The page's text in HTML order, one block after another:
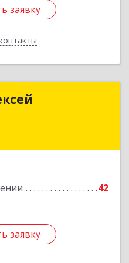
заявку
заявку
42
заявку
Алексей
заявку